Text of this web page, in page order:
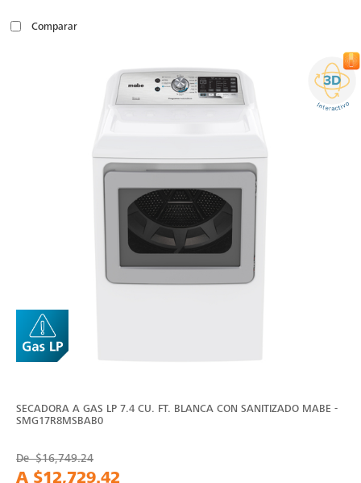
Comparar
SECADORA A GAS LP 7.4 CU. FT. BLANCA CON SANITIZADO MABE -
SMG17R8MSBAB0
De$16,749.24
A $12,729.42